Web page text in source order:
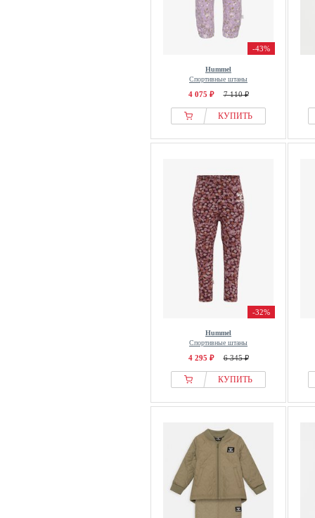
-43%
Hummel
Спортивные штаны
4 075 ₽ 7 110 ₽
КУПИТЬ
-32%
Hummel
Спортивные штаны
4 295 ₽ 6 345 ₽
КУПИТЬ